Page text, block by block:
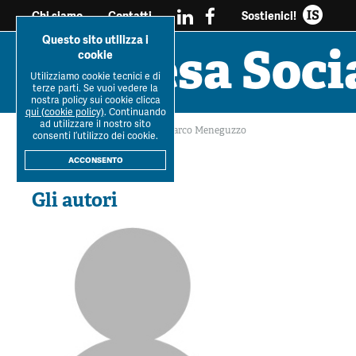
Chi siamo Contatti Sostienici!
ImpresaUltimo Numero La
Tutti i
dossier
Workshop Impresa
Sociale 2021
Impresa
Home>La Rivista>Autori Marco Meneguzzo
Rivista
Gli autori
Questo sito utilizza i
cookie
Utilizziamo cookie tecnici e di
terze parti. Se vuoi vedere la
nostra policy sui cookie clicca
qui (cookie policy). Continuando
ad utilizzare il nostro sito
consenti l’utilizzo dei cookie.
acconsento